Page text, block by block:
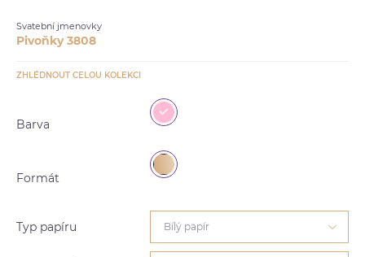
Svatební jmenovky
Pivoňky 3808
ZHLÉDNOUT CELOU KOLEKCI
Barva
Formát
Typ papíru Bílý papír